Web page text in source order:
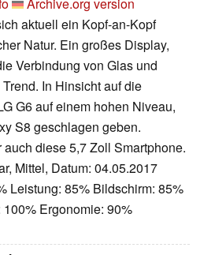
aktuell ein Kopf-an-Kopf
Natur. Ein großes Display,
Verbindung von Glas und
In Hinsicht auf die
G6 auf einem hohen Niveau,
S8 geschlagen geben.
diese 5,7 Zoll Smartphone.
Mittel, Datum: 04.05.2017
Leistung: 85% Bildschirm: 85%
Ergonomie: 90%